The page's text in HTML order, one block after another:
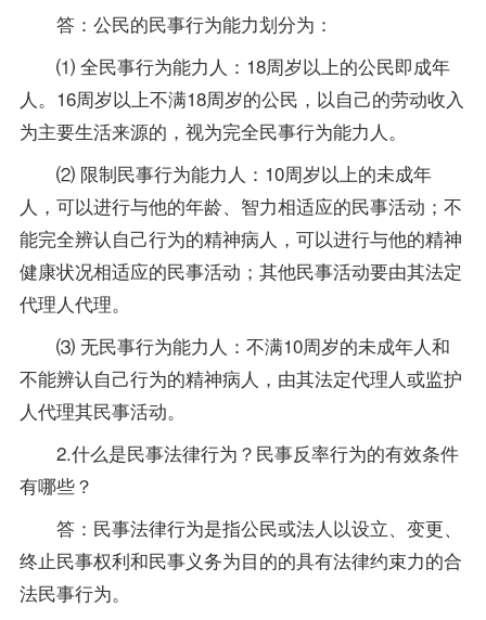
答：公民的民事行为能力划分为：
⑴ 全民事行为能力人：18周岁以上的公民即成年
人。16周岁以上不满18周岁的公民，以自己的劳动收入
为主要生活来源的，视为完全民事行为能力人。
⑵ 限制民事行为能力人：10周岁以上的未成年
人，可以进行与他的年龄、智力相适应的民事活动；不
能完全辨认自己行为的精神病人，可以进行与他的精神
健康状况相适应的民事活动；其他民事活动要由其法定
代理人代理。
⑶ 无民事行为能力人：不满10周岁的未成年人和
不能辨认自己行为的精神病人，由其法定代理人或监护
人代理其民事活动。
2.什么是民事法律行为？民事反率行为的有效条件
有哪些？
答：民事法律行为是指公民或法人以设立、变更、
终止民事权利和民事义务为目的的具有法律约束力的合
法民事行为。